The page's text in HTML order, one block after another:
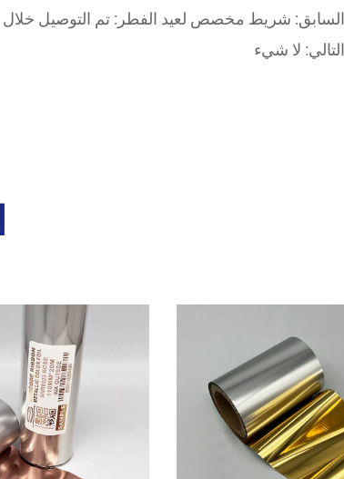
السابق: شريط مخصص لعيد الفطر: تم التوصيل خلال 3 ساعات
التالي: لا شيء